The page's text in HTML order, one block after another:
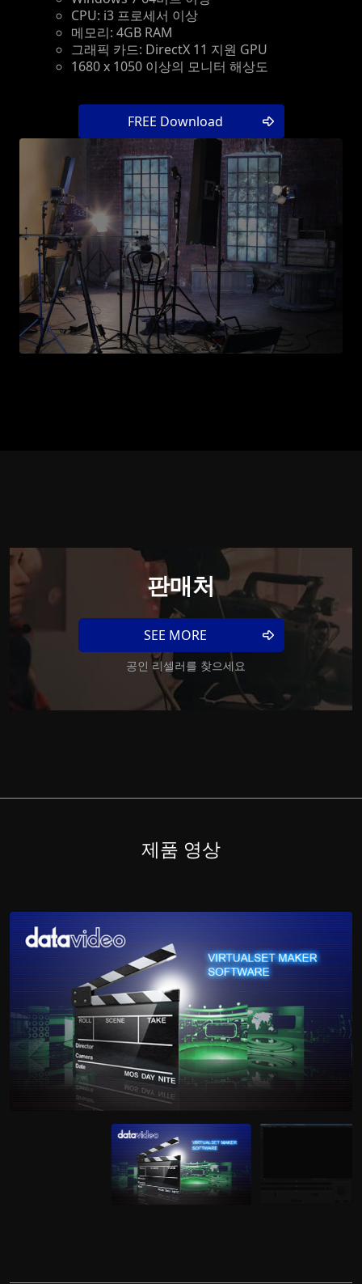
CPU: i3 프로세서 이상
메모리: 4GB RAM
그래픽 카드: DirectX 11 지원 GPU
1680 x 1050 이상의 모니터 해상도
FREE Download
판매처
SEE MORE
공인 리셀러를 찾으세요
제품 영상